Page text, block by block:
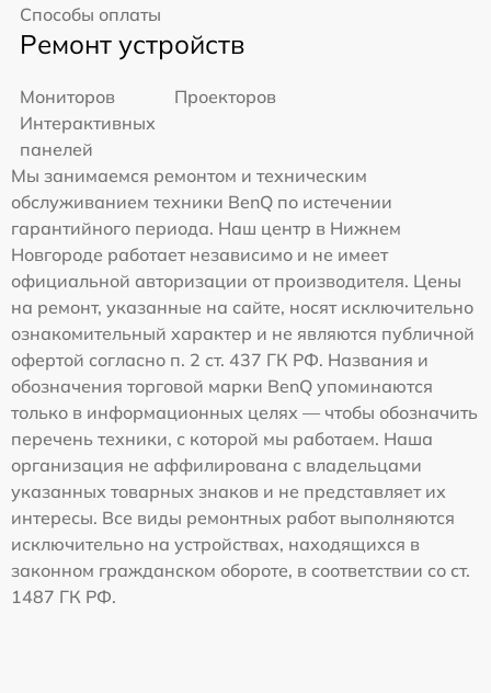
Способы оплаты
Ремонт устройств
Мониторов
Проекторов
Интерактивных
панелей
Мы занимаемся ремонтом и техническим
обслуживанием техники BenQ по истечении
гарантийного периода. Наш центр в Нижнем
Новгороде работает независимо и не имеет
официальной авторизации от производителя. Цены
на ремонт, указанные на сайте, носят исключительно
ознакомительный характер и не являются публичной
офертой согласно п. 2 ст. 437 ГК РФ. Названия и
обозначения торговой марки BenQ упоминаются
только в информационных целях — чтобы обозначить
перечень техники, с которой мы работаем. Наша
организация не аффилирована с владельцами
указанных товарных знаков и не представляет их
интересы. Все виды ремонтных работ выполняются
исключительно на устройствах, находящихся в
законном гражданском обороте, в соответствии со ст.
1487 ГК РФ.